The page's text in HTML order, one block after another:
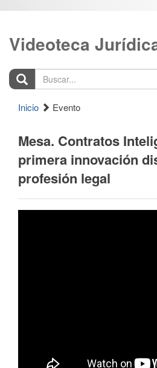
Videoteca
Buscar...
Inicio Evento
Mesa. Contratos
primera innovación
profesión legal